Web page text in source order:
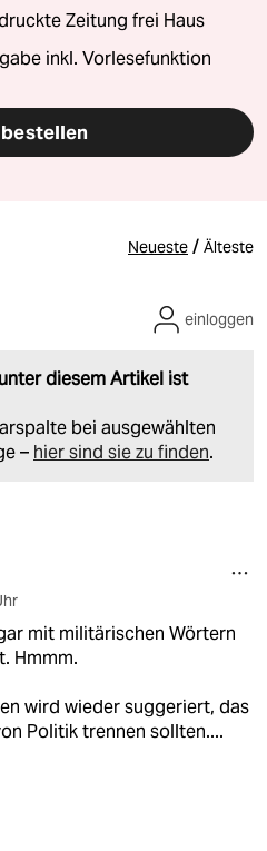
Zeitung frei Haus
inkl. Vorlesefunktion
Neueste / Älteste
diesem Artikel ist
bei ausgewählten
– hier sind sie zu finden.
einloggen
mit militärischen Wörtern
Hmmm.
wird wieder suggeriert, das
Politik trennen sollten....